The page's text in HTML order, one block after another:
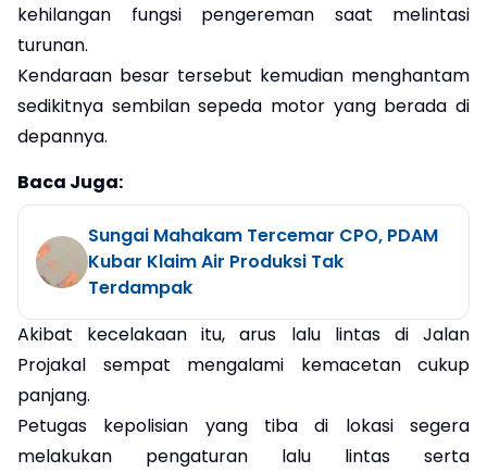
kehilangan fungsi pengereman saat melintasi
turunan.
Kendaraan besar tersebut kemudian menghantam
sedikitnya sembilan sepeda motor yang berada di
depannya.
Baca Juga:
Sungai Mahakam Tercemar CPO, PDAM
Kubar Klaim Air Produksi Tak
Terdampak
Akibat kecelakaan itu, arus lalu lintas di Jalan
Projakal sempat mengalami kemacetan cukup
panjang.
Petugas kepolisian yang tiba di lokasi segera
melakukan pengaturan lalu lintas serta